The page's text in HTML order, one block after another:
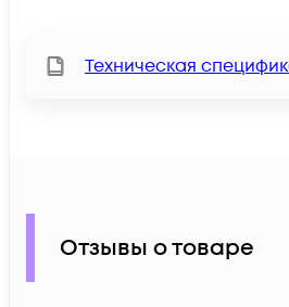
Отзывы о товаре